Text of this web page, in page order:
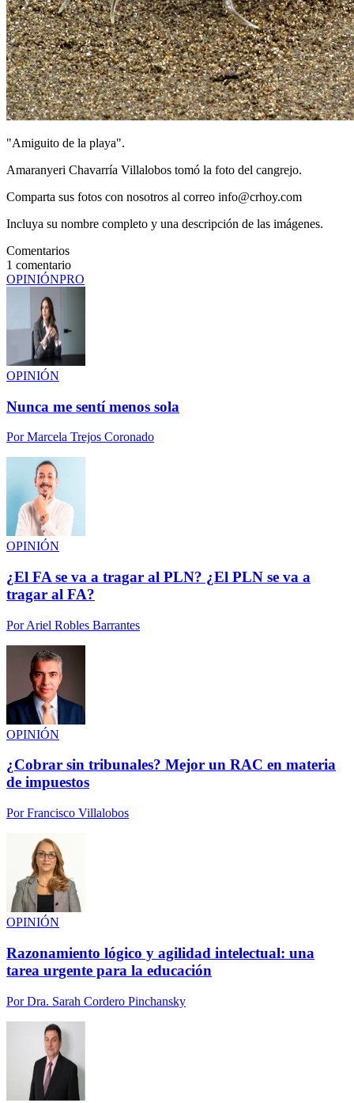
"Amiguito de la playa".
Amaranyeri Chavarría Villalobos tomó la foto del cangrejo.
Comparta sus fotos con nosotros al correo info@crhoy.com
Incluya su nombre completo y una descripción de las imágenes.
Comentarios
1 comentario
OPINIÓNPRO
OPINIÓN
Nunca me sentí menos sola
PorMarcela Trejos Coronado
OPINIÓN
¿El FA se va a tragar al PLN? ¿El PLN se va a
tragar al FA?
PorAriel Robles Barrantes
OPINIÓN
¿Cobrar sin tribunales? Mejor un RAC en materia
de impuestos
PorFrancisco Villalobos
OPINIÓN
Razonamiento lógico y agilidad intelectual: una
tarea urgente para la educación
PorDra. Sarah Cordero Pinchansky